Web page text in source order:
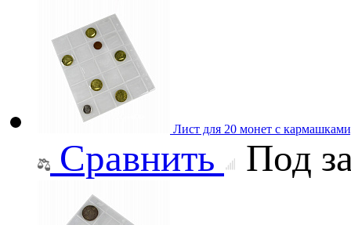
Лист для 20 монет с
Сравнить Под